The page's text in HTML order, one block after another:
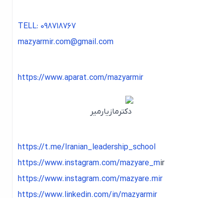
TELL: 098718767
mazyarmir.com@gmail.com
https://www.aparat.com/mazyarmir
https://t.me/Iranian_leadership_school
https://www.instagram.com/mazyare_m
https://www.instagram.com/mazyare.mir
https://www.linkedin.com/in/mazyarmir